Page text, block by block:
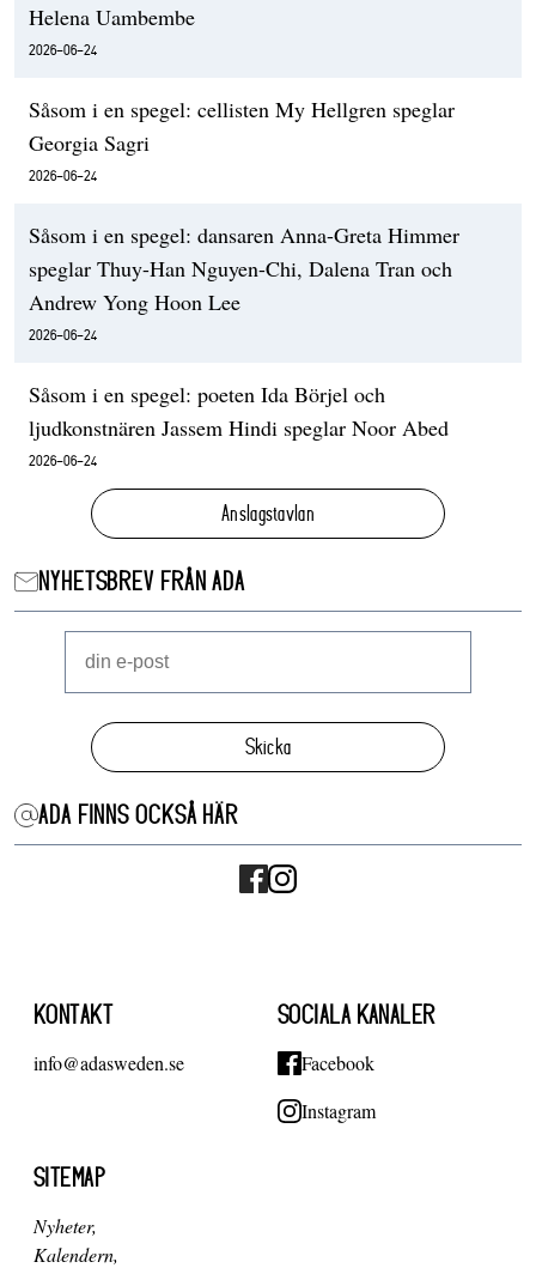
Helena Uambembe
2026-06-24
Såsom i en spegel: cellisten My Hellgren speglar
Georgia Sagri
2026-06-24
Såsom i en spegel: dansaren Anna-Greta Himmer
speglar Thuy-Han Nguyen-Chi, Dalena Tran och
Andrew Yong Hoon Lee
2026-06-24
Såsom i en spegel: poeten Ida Börjel och
ljudkonstnären Jassem Hindi speglar Noor Abed
2026-06-24
Anslagstavlan
NYHETSBREV FRÅN ADA
Skicka
ADA FINNS OCKSÅ HÄR
KONTAKT
info@adasweden.se
SOCIALA KANALER
Facebook
Instagram
SITEMAP
Nyheter
Kalendern